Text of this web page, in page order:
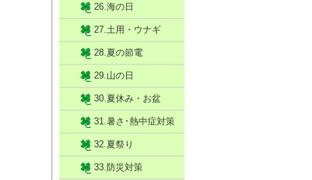
26.海の日
27.土用・ウナギ
28.夏の節電
29.山の日
30.夏休み・お盆
31.暑さ･熱中症対策
32.夏祭り
33.防災対策